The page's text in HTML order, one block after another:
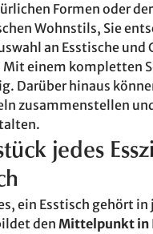
Formen oder
Wohnstils, Sie
an Esstische und
Mit einem kompletten
Darüber hinaus
zusammenstellen
jedes
ein Esstisch gehört in
den Mittelpunkt in